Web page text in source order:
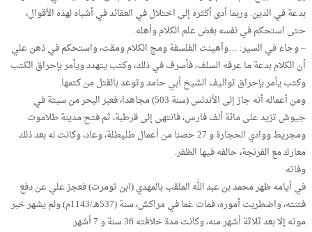
بدعة في الدين. وربما أدى أكثره إلى اختلال في العقائد في أشباه لهذه الأقوال،
حتى استحكم في نفسه بغض علم الكلام وأهله.
– وجاء في السير: …وأهينت الفلسفة ومج الكلام ومقت، واستحكم في ذهن علي
أن الكلام بدعة ما عرفه السلف، فأسرف في ذلك، وكتب يتهدد ويأمر بإحراق الكتب
وكتب يأمر بإحراق تواليف الشيخ أبي حامد وتوعد بالقتل من كتمها.
ومن أعماله أنه جاز إلى الأندلس (سنة 503) مجاهدا، فعبر البحر من سبتة في
جيوش تزيد على مائة ألف فارس، فانتهى إلى قرطبة، ثم فتح مدينة طلاموت
ومجريط ووادي الحجارة و 27 حصنا من أعمال طليطلة، وعاد، وكانت له بعد ذلك
معارك مع الفرنجة، حالفه فيها الظفر.
وفاته
في أيامه ظهر محمد بن عبد الله الملقب بالمهدي (ابن تومرت) فعجز علي عن دفع
فتنته، واضطربت أموره، فمات غما في مراكش، سنة (537هـ/1143م) ولم يشهر خبر
موته إلا بعد ثلاثة أشهر منه، وكانت مدة خلافته 36 سنة و 7 أشهر.